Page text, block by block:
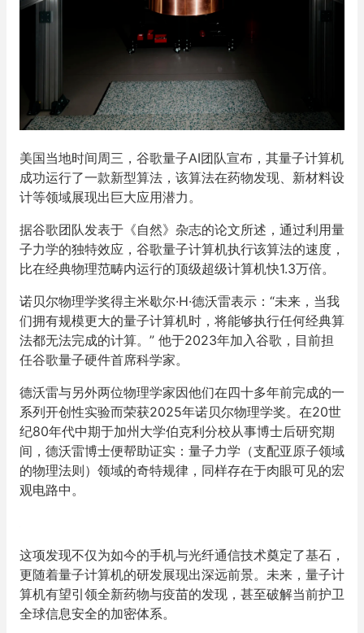
美国当地时间周三，谷歌量子AI团队宣布，其量子计算机
成功运行了一款新型算法，该算法在药物发现、新材料设
计等领域展现出巨大应用潜力。
据谷歌团队发表于《自然》杂志的论文所述，通过利用量
子力学的独特效应，谷歌量子计算机执行该算法的速度，
比在经典物理范畴内运行的顶级超级计算机快1.3万倍。
诺贝尔物理学奖得主米歇尔·H·德沃雷表示：“未来，当我
们拥有规模更大的量子计算机时，将能够执行任何经典算
法都无法完成的计算。” 他于2023年加入谷歌，目前担
任谷歌量子硬件首席科学家。
德沃雷与另外两位物理学家因他们在四十多年前完成的一
系列开创性实验而荣获2025年诺贝尔物理学奖。在20世
纪80年代中期于加州大学伯克利分校从事博士后研究期
间，德沃雷博士便帮助证实：量子力学（支配亚原子领域
的物理法则）领域的奇特规律，同样存在于肉眼可见的宏
观电路中。
这项发现不仅为如今的手机与光纤通信技术奠定了基石，
更随着量子计算机的研发展现出深远前景。未来，量子计
算机有望引领全新药物与疫苗的发现，甚至破解当前护卫
全球信息安全的加密体系。